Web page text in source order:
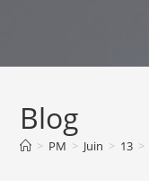
Blog
> PM > Juin > 13 >